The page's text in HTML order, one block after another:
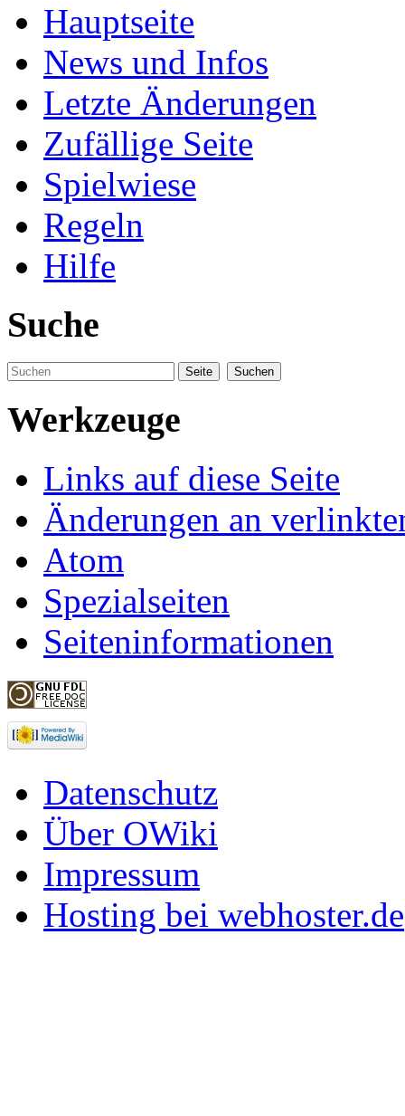
Hauptseite
News und Infos
Letzte Änderungen
Zufällige Seite
Spielwiese
Regeln
Hilfe
Suche
Werkzeuge
Links auf diese Seite
Änderungen an
Atom
Spezialseiten
Seiteninformationen
Datenschutz
Über OWiki
Impressum
Hosting bei webhoster.de